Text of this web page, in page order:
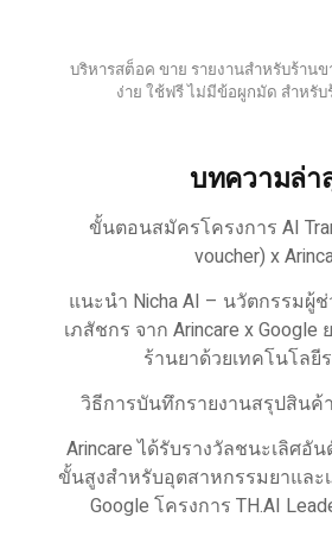
บริหารสต็อค ขาย รายงานสำหรับร้าน
ง่าย ใช้ฟรี ไม่มีข้อผูกมัด สำหรั
บทความล่า
ขั้นตอนสมัครโครงการ AI
voucher) x
แนะนำ Nicha AI – นวัตกรรมผู้
เภสัชกร จาก Arincare x
ร้านยาด้วยเทคโนโลยี
วิธีการบันทึกรายงานสรุปสิน
Arincare ได้รับรางวัลชนะเลิศอั
ขั้นสูงสำหรับอุตสาหกรรมยาและ
Google โครงการ TH.AI